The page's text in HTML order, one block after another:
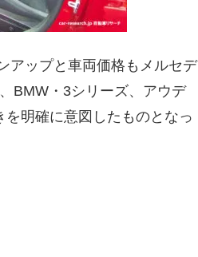
アップと車両価格もメルセデ
BMW・3シリーズ、アウデ
明確に意図したものとなっ